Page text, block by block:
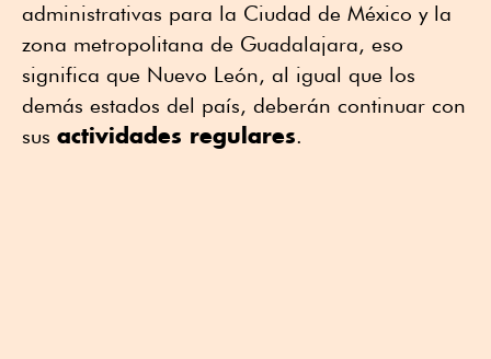
administrativas para la Ciudad de México y la
zona metropolitana de Guadalajara, eso
significa que Nuevo León, al igual que los
demás estados del país, deberán continuar con
sus actividades regulares.